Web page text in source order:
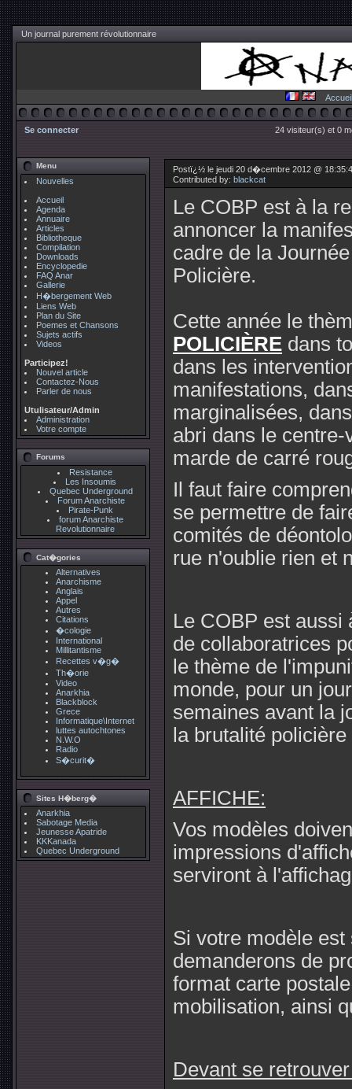
Un journal purement révolutionnaire
Accueil
Se connecter 24 visiteur(s) et 0
Menu
Nouvelles
Accueil
Agenda
Annuaire
Articles
Bibliotheque
Compilation
Downloads
Encyclopedie
FAQ Anar
Gallerie
H�bergement Web
Liens Web
Plan du Site
Poemes et Chansons
Sujets actifs
Videos
Participez!
Nouvel article
Contactez-Nous
Parler de nous
Utulisateur/Admin
Administration
Votre compte
Forums
Resistance
Les Insoumis
Quebec Underground
Forum Anarchiste
Pirate-Punk
forum Anarchiste
Revolutionnaire
Cat�gories
Alternatives
Anarchisme
Anglais
Appel
Autres
Citations
�cologie
International
Millitantisme
Recettes v�g�
Th�orie
Video
Anarkhia
Blackblock
Grece
Informatique\Internet
luttes autochtones
N.W.O
Radio
S�curit�
Sites H�berg�
Anarkhia
Sabotage Media
Jeunesse Apatride
KKKanada
Quebec Underground
Postï¿½ le jeudi 20 d�cembre 2012 @
Contributed by: blackcat
Le COBP est à la
annoncer la
cadre de la
Policière.
Cette année le
POLICIÈRE dans
dans les
manifestations,
marginalisées,
abri dans le
marde de carré
Il faut faire
se permettre de
comités de
rue n'oublie rien et
Le COBP est aussi
de collaboratrices
le thème de
monde, pour un
semaines avant la
la brutalité
AFFICHE:
Vos modèles
impressions
serviront à
Si votre modèle
demanderons de
format carte
mobilisation, ainsi
Devant se